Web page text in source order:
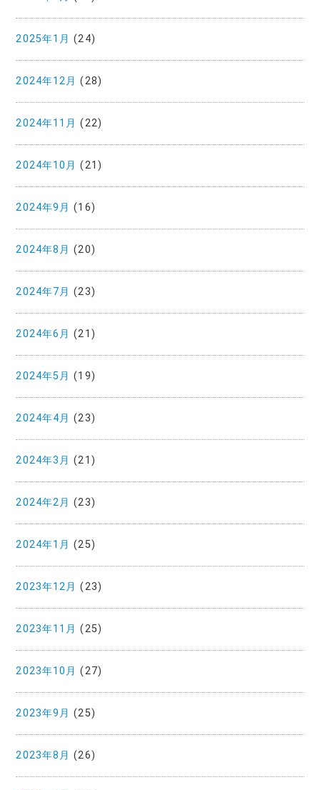
2025年1月 (24)
2024年12月 (28)
2024年11月 (22)
2024年10月 (21)
2024年9月 (16)
2024年8月 (20)
2024年7月 (23)
2024年6月 (21)
2024年5月 (19)
2024年4月 (23)
2024年3月 (21)
2024年2月 (23)
2024年1月 (25)
2023年12月 (23)
2023年11月 (25)
2023年10月 (27)
2023年9月 (25)
2023年8月 (26)